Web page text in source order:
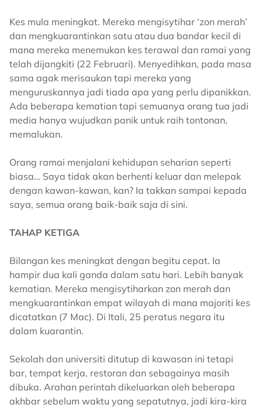
Kes mula meningkat. Mereka mengisytihar ‘zon merah’
dan mengkuarantinkan satu atau dua bandar kecil di
mana mereka menemukan kes terawal dan ramai yang
telah dijangkiti (22 Februari). Menyedihkan, pada masa
sama agak merisaukan tapi mereka yang
menguruskannya jadi tiada apa yang perlu dipanikkan.
Ada beberapa kematian tapi semuanya orang tua jadi
media hanya wujudkan panik untuk raih tontonan,
memalukan.
Orang ramai menjalani kehidupan seharian seperti
biasa… Saya tidak akan berhenti keluar dan melepak
dengan kawan-kawan, kan? Ia takkan sampai kepada
saya, semua orang baik-baik saja di sini.
TAHAP KETIGA
Bilangan kes meningkat dengan begitu cepat. Ia
hampir dua kali ganda dalam satu hari. Lebih banyak
kematian. Mereka mengisytiharkan zon merah dan
mengkuarantinkan empat wilayah di mana majoriti kes
dicatatkan (7 Mac). Di Itali, 25 peratus negara itu
dalam kuarantin.
Sekolah dan universiti ditutup di kawasan ini tetapi
bar, tempat kerja, restoran dan sebagainya masih
dibuka. Arahan perintah dikeluarkan oleh beberapa
akhbar sebelum waktu yang sepatutnya, jadi kira-kira